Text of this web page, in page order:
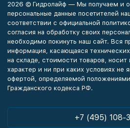
2026 © Гидролайф — Мы получаем и
персональные данные посетителей
соответствии с официальной
согласия на обработку своих
необходимо покинуть наш сайт. Вся
информация, касающаяся
на складе, стоимости товаров,
характер и ни при каких условиях не
офертой, определяемой
Гражданского кодекса РФ.
+7 (495) 108-